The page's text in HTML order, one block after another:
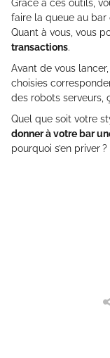
Grâce à ces outils,
faire la queue au bar
Quant à vous, vous
transactions.
Avant de vous
choisies
des robots serveurs,
Quel que soit votre
donner à votre bar
pourquoi s’en priver ?